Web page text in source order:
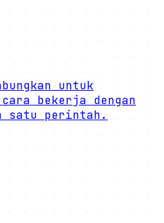
untuk
bekerja dengan
satu perintah.